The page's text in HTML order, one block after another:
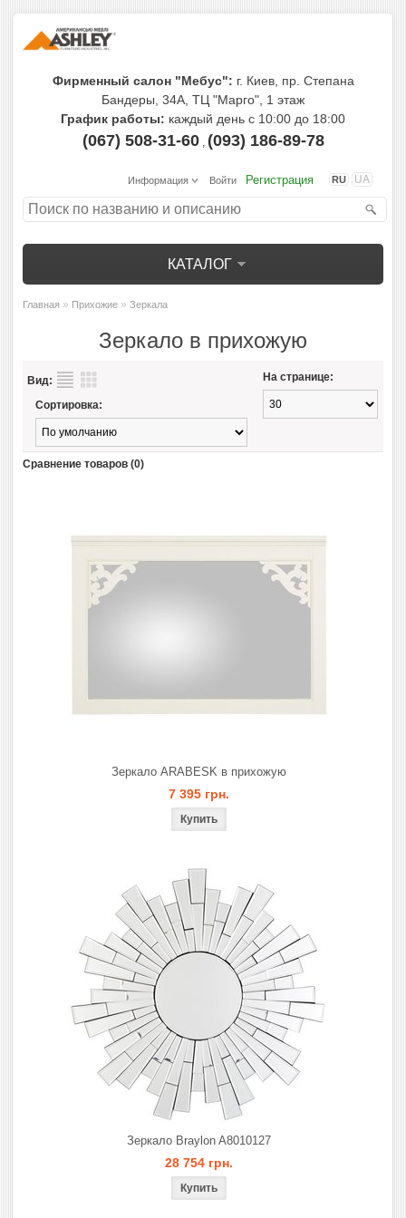
Фирменный салон "Мебус": г. Киев, пр. Степана
Бандеры, 34А, ТЦ "Марго", 1 этаж
График работы: каждый день с 10:00 до 18:00
(067) 508-31-60, (093) 186-89-78
RU UA
Информация Войти Регистрация
КАТАЛОГ
Главная » Прихожие » Зеркала
Зеркало в прихожую
Вид: На странице:
Сортировка:
Сравнение товаров (0)
Зеркало ARABESK в прихожую
7 395 грн.
Зеркало Braylon A8010127
28 754 грн.